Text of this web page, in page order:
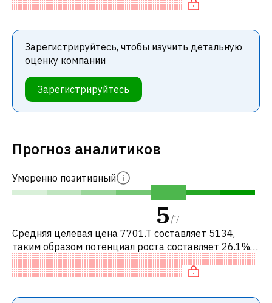
компании разумно оценена по P/E и сп
Зарегистрируйтесь, чтобы изучить детальную
оценку компании
Зарегистрируйтесь
Прогноз аналитиков
Умеренно позитивный
5 /7
Средняя целевая цена 7701.T составляет 5134,
таким образом потенциал роста составляет 26.1%.
Обычно это означает рекомендацию «ПОКУПАТЬ»
среди инвестиционных компаний или